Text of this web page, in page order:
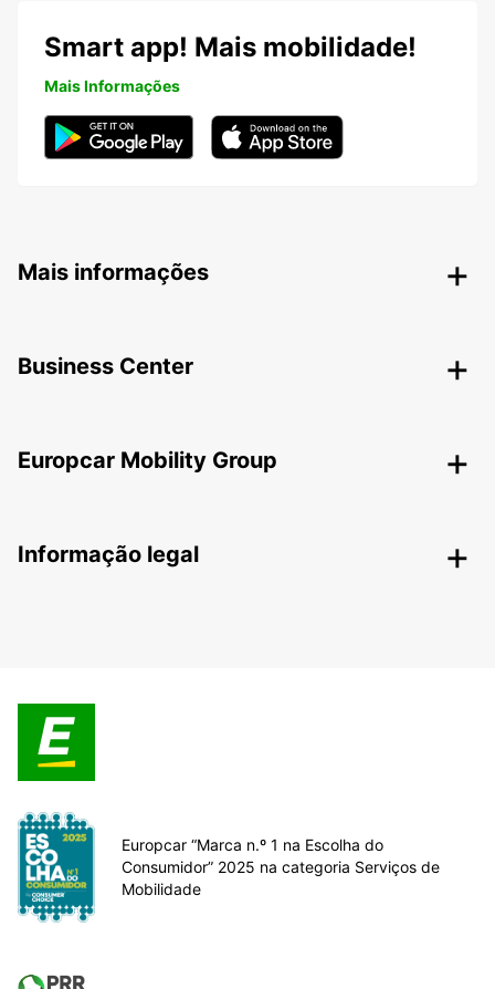
Smart app! Mais mobilidade!
Mais Informações
Mais informações
Business Center
Europcar Mobility Group
Informação legal
Europcar “Marca n.º 1 na Escolha do
Consumidor” 2025 na categoria Serviços de
Mobilidade